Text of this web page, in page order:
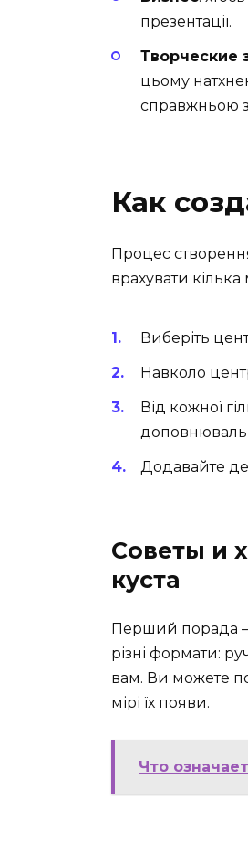
презентації.
Творческие
цьому
справжньою
Как
Процес
врахувати кілька
Виберіть
Навколо
Від кожної
Додавайте
Советы и
куста
Перший порада —
різні формати:
вам. Ви можете
мірі їх появи.
Что